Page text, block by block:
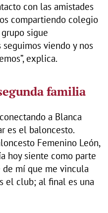
con las amistades
compartiendo colegio
sigue
seguimos viendo y nos
explica.
familia
a Blanca
es el baloncesto.
Femenino León,
hoy siente como parte
de mí que me vincula
el club; al final es una